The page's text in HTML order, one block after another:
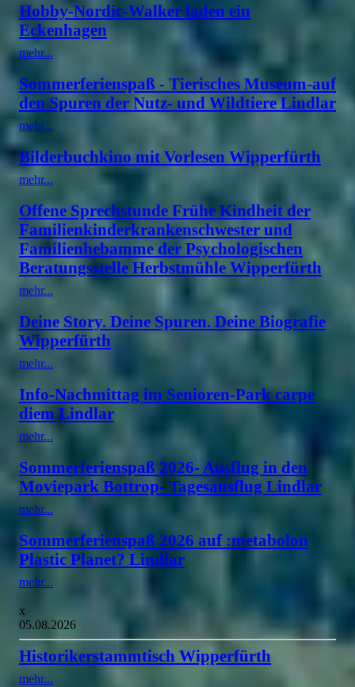
Hobby-Nordic-Walker laden ein
Eckenhagen
mehr...
Sommerferienspaß - Tierisches Museum-auf
den Spuren der Nutz- und Wildtiere Lindlar
mehr...
Bilderbuchkino mit Vorlesen Wipperfürth
mehr...
Offene Sprechstunde Frühe Kindheit der
Familienkinderkrankenschwester und
Familienhebamme der Psychologischen
Beratungsstelle Herbstmühle Wipperfürth
mehr...
Deine Story. Deine Spuren. Deine Biografie
Wipperfürth
mehr...
Info-Nachmittag im Senioren-Park carpe
diem Lindlar
mehr...
Sommerferienspaß 2026- Ausflug in den
Moviepark Bottrop- Tagesausflug Lindlar
mehr...
Sommerferienspaß 2026 auf :metabolon
Plastic Planet? Lindlar
mehr...
x
05.08.2026
Historikerstammtisch Wipperfürth
mehr...